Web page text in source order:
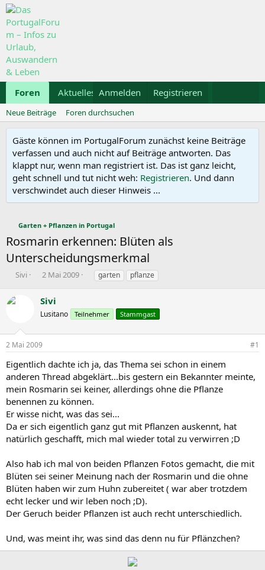
Foren Aktuelles Galerie Kalender
Anmelden Registrieren
Neue Beiträge Foren durchsuchen
Gäste können im PortugalForum zunächst keine Beiträge
verfassen und auch nicht auf Beiträge antworten. Das
klappt nur, wenn man registriert ist. Das ist ganz leicht,
geht schnell und tut nicht weh: Registrieren. Und dann
verschwindet auch dieser Hinweis ...
Garten + Pflanzen in Portugal
Rosmarin erkennen: Blüten als
Unterscheidungsmerkmal
E
s
t
l
e
Sivi
E
t
e
l
t
a
m
2 Mai 2009
S
l
a
w
t
e
garten pflanze
Sivi
Lusitano Teilnehmer Stammgast
2 Mai 2009 #1
Eigentlich dachte ich ja, das Thema sei schon in einem
anderen Thread abgeklärt...bis gestern ein Bekannter meinte,
mein Rosmarin sei keiner, allerdings ohne die Pflanze
benennen zu können.
Er wisse nicht, was das sei...
Da er sich eigentlich ganz gut mit Pflanzen auskennt, hat
natürlich geschafft, mich mal wieder total zu verwirren ;D
Also hab ich mal von beiden Pflanzen Fotos gemacht, die mit
Blüten sei seiner Meinung nach der Rosmarin und die ohne
Blüten haben wir zum Huhn zubereitet ( war aber trotzdem
echt lecker und wir leben noch ;D).
Der Geruch beider Pflanzen ist auch recht unterschiedlich.
Und, was meint ihr, was sind das denn nu für Pflänzchen?